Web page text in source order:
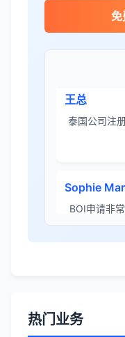
免
BOI申请非
ODI备案服
热门业务